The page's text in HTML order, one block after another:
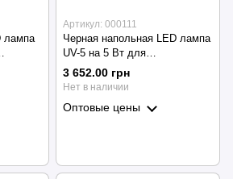
лампа
Артикул: 000111
Черная напольная LED лампа
UV-5 на 5 Вт для
наращивания ресниц
3 652.00 грн
Нет в наличии
Оптовые цены